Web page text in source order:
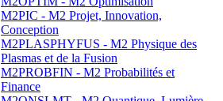
M2PIC - M2 Projet, Innovation,
Conception
M2PLASPHYFUS - M2 Physique des
Plasmas et de la Fusion
M2PROBFIN - M2 Probabilités et
Finance